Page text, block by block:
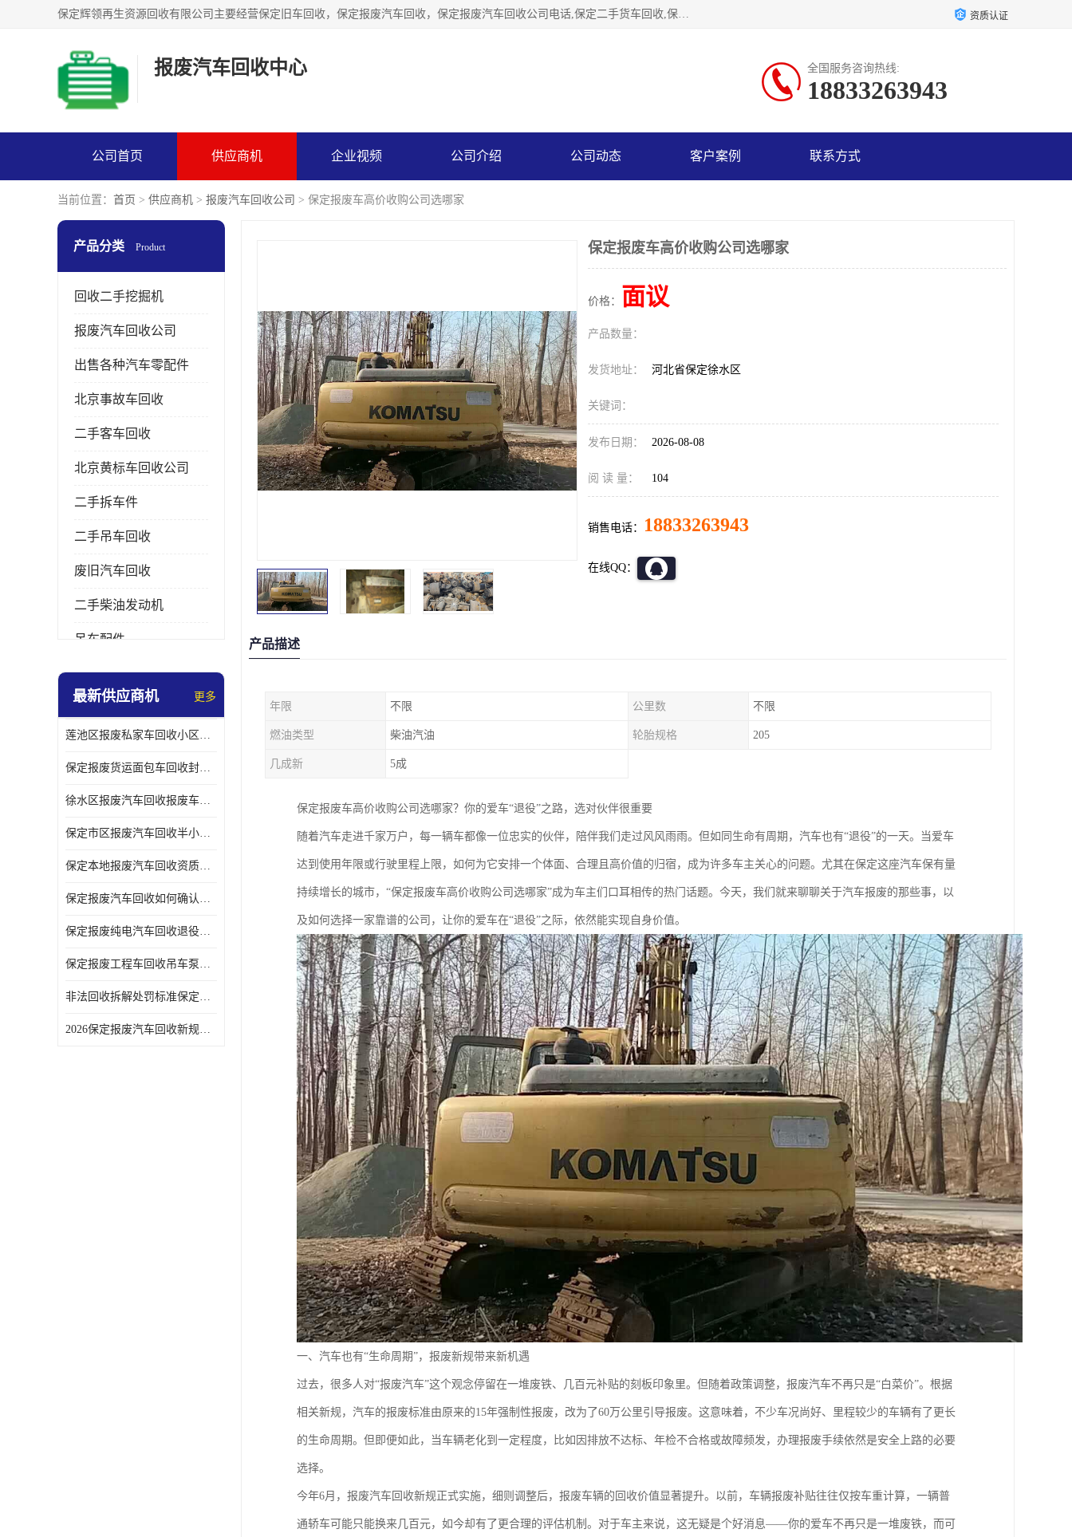
保定辉领再生资源回收有限公司主要经营保定旧车回收，保定报废汽车回收，保定报废汽车回收公司电话,保定二手货车回收,保定黄标车回收, 保定黄标车回收，保定哪里收报废车，保定废旧汽车回收，保定汽车报废手续办理，保定汽车解体厂。将通过采取区域限行促进淘汰、经济补助激励新、加大上路*法处罚、加强达标排放监管等综合措施，对老旧机动车逐步实行末位淘汰，加快老旧机动车淘汰新 资质认证
报废汽车回收中心 全国服务咨询热线:
18833263943
公司首页 供应商机 企业视频 公司介绍 公司动态 客户案例 联系方式
当前位置： 首页 > 供应商机 > 报废汽车回收公司 > 保定报废车高价收购公司选哪家
产品分类 Product
回收二手挖掘机
报废汽车回收公司
出售各种汽车零配件
北京事故车回收
二手客车回收
北京黄标车回收公司
二手拆车件
二手吊车回收
废旧汽车回收
二手柴油发动机
吊车配件
挖掘机拆车件
最新供应商机 更多
莲池区报废私家车回收小区上门拖车便捷
保定报废货运面包车回收封闭货车报废销户
徐水区报废汽车回收报废车辆补贴申请流程
保定市区报废汽车回收半小时上门现场估价
保定本地报废汽车回收资质齐全无隐形收费
保定报废汽车回收如何确认车辆完成销户
保定报废纯电汽车回收退役电池统一处置
保定报废工程车回收吊车泵车挖掘机回收拆解
非法回收拆解处罚标准保定报废车合规提示
2026保定报废汽车回收新规解读车主必看
保定报废车高价收购公司选哪家
价格： 面议
产品数量：
发货地址： 河北省保定徐水区
关键词：
发布日期： 2026-08-08
阅 读 量： 104
销售电话： 18833263943
在线QQ：
产品描述
年限 不限 公里数 不限
燃油类型 柴油汽油 轮胎规格 205
几成新 5成
保定报废车高价收购公司选哪家？你的爱车“退役”之路，选对伙伴很重要
随着汽车走进千家万户，每一辆车都像一位忠实的伙伴，陪伴我们走过风风雨雨。但如同生命有周期，汽车也有“退役”的一天。当爱车
达到使用年限或行驶里程上限，如何为它安排一个体面、合理且高价值的归宿，成为许多车主关心的问题。尤其在保定这座汽车保有量
持续增长的城市，“保定报废车高价收购公司选哪家”成为车主们口耳相传的热门话题。今天，我们就来聊聊关于汽车报废的那些事，以
及如何选择一家靠谱的公司，让你的爱车在“退役”之际，依然能实现自身价值。
一、汽车也有“生命周期”，报废新规带来新机遇
过去，很多人对“报废汽车”这个观念停留在一堆废铁、几百元补贴的刻板印象里。但随着政策调整，报废汽车不再只是“白菜价”。根据
相关新规，汽车的报废标准由原来的15年强制性报废，改为了60万公里引导报废。这意味着，不少车况尚好、里程较少的车辆有了更长
的生命周期。但即便如此，当车辆老化到一定程度，比如因排放不达标、年检不合格或故障频发，办理报废手续依然是安全上路的必要
选择。
今年6月，报废汽车回收新规正式实施，细则调整后，报废车辆的回收价值显著提升。以前，车辆报废补贴往往仅按车重计算，一辆普
通轿车可能只能换来几百元，如今却有了更合理的评估机制。对于车主来说，这无疑是个好消息——你的爱车不再只是一堆废铁，而可